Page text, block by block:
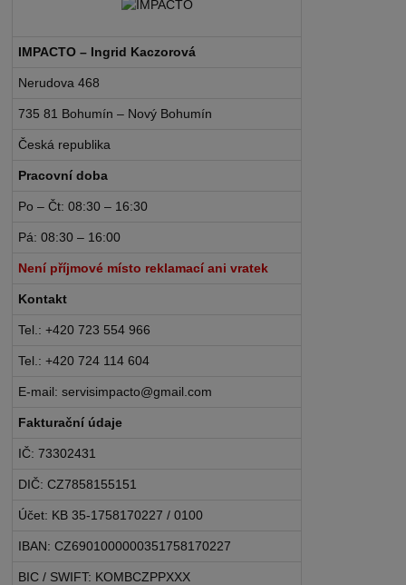
IMPACTO – Ingrid Kaczorová
Nerudova 468
735 81 Bohumín – Nový Bohumín
Česká republika
Pracovní doba
Po – Čt: 08:30 – 16:30
Pá: 08:30 – 16:00
Není příjmové místo reklamací ani vratek
Kontakt
Tel.: +420 723 554 966
Tel.: +420 724 114 604
E-mail: servisimpacto@gmail.com
Fakturační údaje
IČ: 73302431
DIČ: CZ7858155151
Účet: KB 35-1758170227 / 0100
IBAN: CZ6901000000351758170227
BIC / SWIFT: KOMBCZPPXXX